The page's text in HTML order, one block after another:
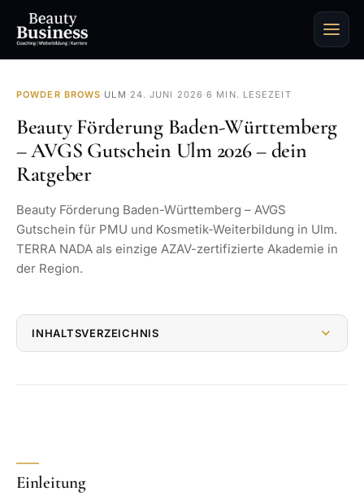
POWDER BROWS· ULM · 24. JUNI 2026 ·6 MIN. LESEZEIT
Beauty Förderung Baden-Württemberg
– AVGS Gutschein Ulm 2026 – dein
Ratgeber
Beauty Förderung Baden-Württemberg – AVGS
Gutschein für PMU und Kosmetik-Weiterbildung in Ulm.
TERRA NADA als einzige AZAV-zertifizierte Akademie in
der Region.
INHALTSVERZEICHNIS
Einleitung